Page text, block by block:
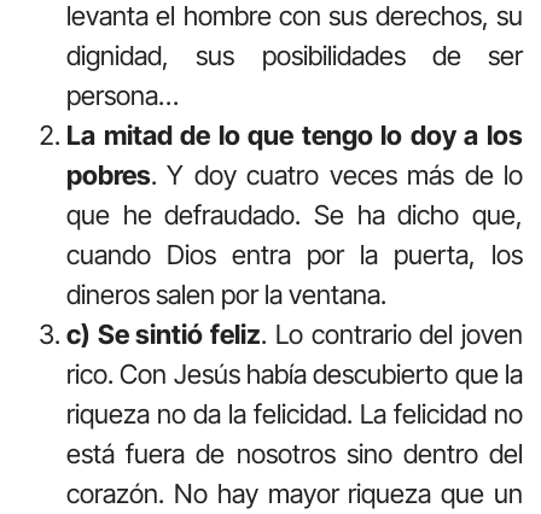
levanta el hombre con sus derechos, su
dignidad, sus posibilidades de ser
persona…
La mitad de lo que tengo lo doy a los
pobres. Y doy cuatro veces más de lo
que he defraudado. Se ha dicho que,
cuando Dios entra por la puerta, los
dineros salen por la ventana.
c) Se sintió feliz. Lo contrario del joven
rico. Con Jesús había descubierto que la
riqueza no da la felicidad. La felicidad no
está fuera de nosotros sino dentro del
corazón. No hay mayor riqueza que un